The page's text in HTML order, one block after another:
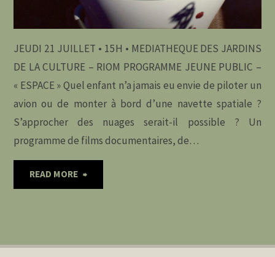
JEUDI 21 JUILLET • 15H • MEDIATHEQUE DES JARDINS
DE LA CULTURE – RIOM PROGRAMME JEUNE PUBLIC –
« ESPACE » Quel enfant n’a jamais eu envie de piloter un
avion ou de monter à bord d’une navette spatiale ?
S’approcher des nuages serait-il possible ? Un
programme de films documentaires, de…
READ MORE "21